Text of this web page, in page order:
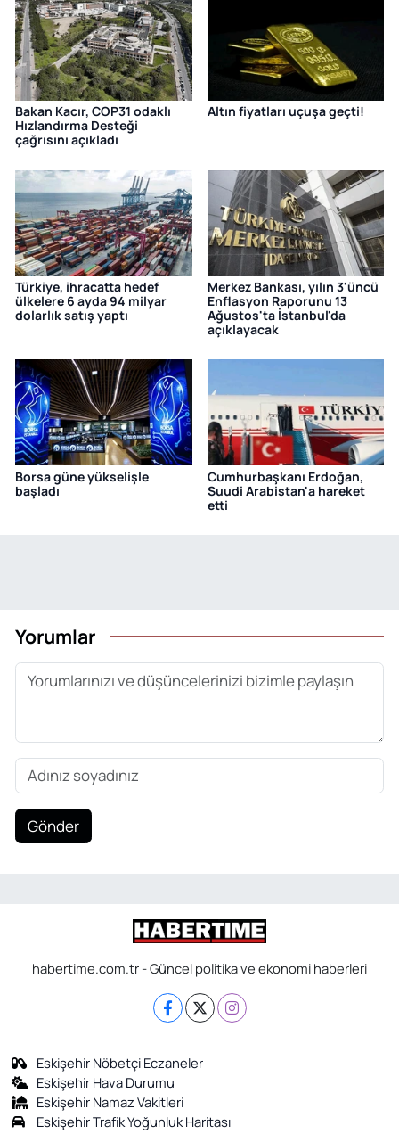
Bakan Kacır, COP31 odaklı
Hızlandırma Desteği
çağrısını açıkladı
Altın fiyatları uçuşa geçti!
Türkiye, ihracatta hedef
ülkelere 6 ayda 94 milyar
dolarlık satış yaptı
Merkez Bankası, yılın 3'üncü
Enflasyon Raporunu 13
Ağustos'ta İstanbul'da
açıklayacak
Borsa güne yükselişle
başladı
Cumhurbaşkanı Erdoğan,
Suudi Arabistan'a hareket
etti
Yorumlar
Gönder
habertime.com.tr - Güncel politika ve ekonomi haberleri
Eskişehir Nöbetçi Eczaneler
Eskişehir Hava Durumu
Eskişehir Namaz Vakitleri
Eskişehir Trafik Yoğunluk Haritası